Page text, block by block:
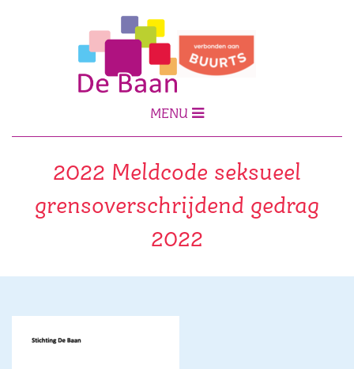
MENU
2022 Meldcode seksueel
grensoverschrijdend gedrag
2022